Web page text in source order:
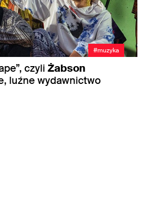
#muzyka
czyli Żabson
luźne wydawnictwo